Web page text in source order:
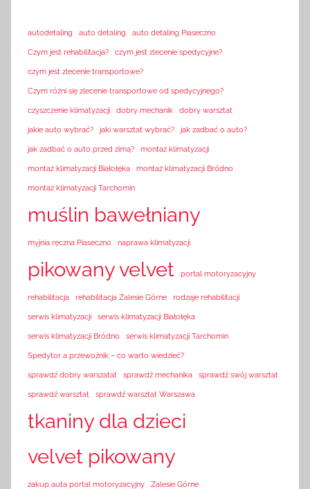
autodetaling auto detaling auto detaling Piaseczno
Czym jest rehabilitacja? czym jest zlecenie spedycyjne?
czym jest zlecenie transportowe?
Czym różni się zlecenie transportowe od spedycyjnego?
czyszczenie klimatyzacji dobry mechanik dobry warsztat
jakie auto wybrać? jaki warsztat wybrać? jak zadbać o auto?
jak zadbać o auto przed zimą? montaż klimatyzacji
montaż klimatyzacji Białołęka montaż klimatyzacji Bródno
montaż klimatyzacji Tarchomin
muślin bawełniany
myjnia ręczna Piaseczno naprawa klimatyzacji
pikowany velvet portal motoryzacyjny
rehabilitacja rehabilitacja Zalesie Górne rodzaje rehabilitacji
serwis klimatyzacji serwis klimatyzacji Białołęka
serwis klimatyzacji Bródno serwis klimatyzacji Tarchomin
Spedytor a przewoźnik – co warto wiedzieć?
sprawdź dobry warszatat sprawdź mechanika sprawdź swój warsztat
sprawdź warsztat sprawdź warsztat Warszawa
tkaniny dla dzieci
velvet pikowany
zakup auta portal motoryzacyjny Zalesie Górne